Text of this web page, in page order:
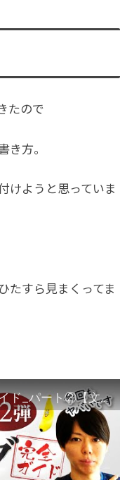
たので
方。
けようと思っていま
たすら見まくってま
セールスライティングの完全ガイド_パート②【文章だけで、１億を稼ぐ方法】